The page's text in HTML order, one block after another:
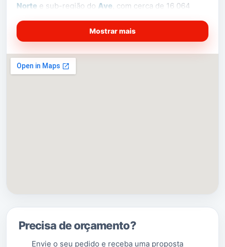
Norte e sub-região do Ave , com cerca de 16 064
É sede de um
municípiocom 241,82 km² de área
12freguesias.[4]
porMontalegre
Mostrar mais
Precisa de orçamento?
Envie o seu pedido e receba uma proposta